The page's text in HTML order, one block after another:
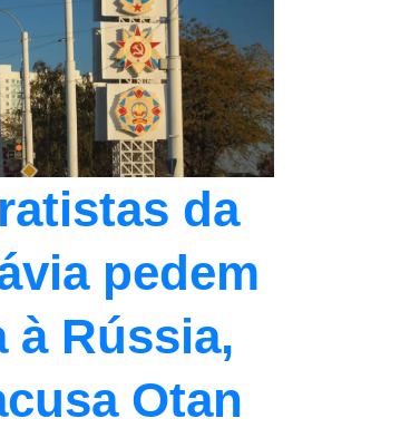
da
pedem
à Rússia,
Otan